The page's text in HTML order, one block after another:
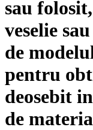
sau
veselie
de
pentru
deosebit
de